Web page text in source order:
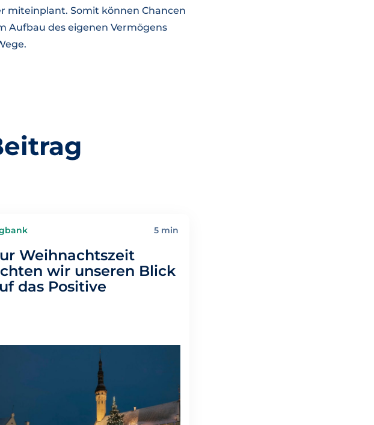
miteinplant. Somit können Chancen
Aufbau des eigenen Vermögens
5 min
Weihnachtszeit
wir unseren Blick
das Positive